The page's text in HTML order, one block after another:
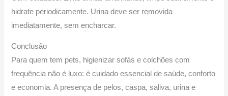
hidrate periodicamente. Urina deve ser removida
imediatamente, sem encharcar.
Conclusão
Para quem tem pets, higienizar sofás e colchões com
frequência não é luxo: é cuidado essencial de saúde, conforto
e economia. A presença de pelos, caspa, saliva, urina e